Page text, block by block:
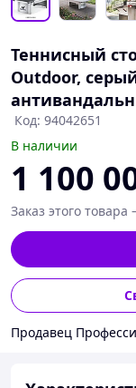
Теннисный
Outdoor,
Код: 94042651
В наличии
1 100
Заказ этого
Продавец